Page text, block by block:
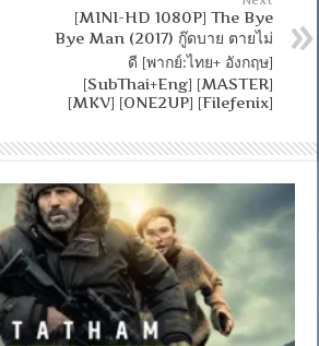
[MINI-HD 1080P] The Bye
Bye Man (2017) กู๊ดบาย ตายไม่
ดี [พากย์:ไทย+ อังกฤษ]
[SubThai+Eng] [MASTER]
[MKV] [ONE2UP] [Filefenix]